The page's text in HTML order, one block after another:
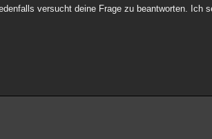
versucht deine Frage zu beantworten. Ich